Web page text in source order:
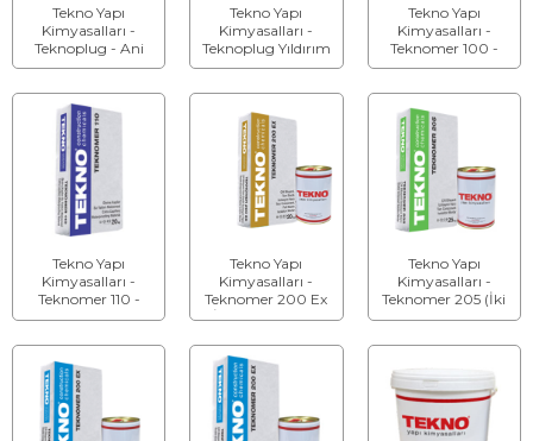
Tekno Yapı
Kimyasalları -
Teknoplug - Ani
Donan Su Kesici
Tekno Yapı
Kimyasalları -
Teknoplug Yıldırım
- Şok Prizli Su
Tekno Yapı
Kimyasalları -
Teknomer 100 -
Kristalize Su
Tekno Yapı
Kimyasalları -
Teknomer 110 -
Kristalize Su
Tekno Yapı
Kimyasalları -
Teknomer 200 Ex
(İki Bileşenli) - Su
Tekno Yapı
Kimyasalları -
Teknomer 205 (İki
Bileşenli) - Tam